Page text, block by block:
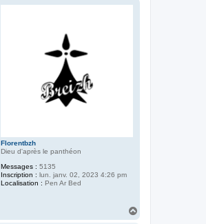
Florentbzh
Dieu d'après le panthéon
Messages : 5135
Inscription : lun. janv. 02, 2023 4:26 pm
Localisation : Pen Ar Bed